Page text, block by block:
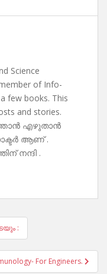
Science
of Info-
few books. This
and stories.
ഞാൻ എഴുതാൻ
ആണ് .
നന്ദി .
:
For Engineers.